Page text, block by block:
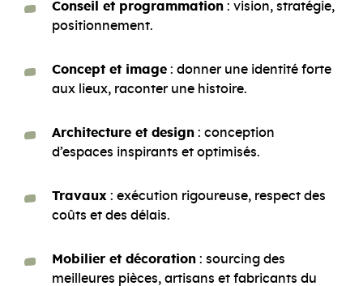
Conseil et programmation : vision, stratégie,
positionnement.
Concept et image : donner une identité forte
aux lieux, raconter une histoire.
Architecture et design : conception
d’espaces inspirants et optimisés.
Travaux : exécution rigoureuse, respect des
coûts et des délais.
Mobilier et décoration : sourcing des
meilleures pièces, artisans et fabricants du